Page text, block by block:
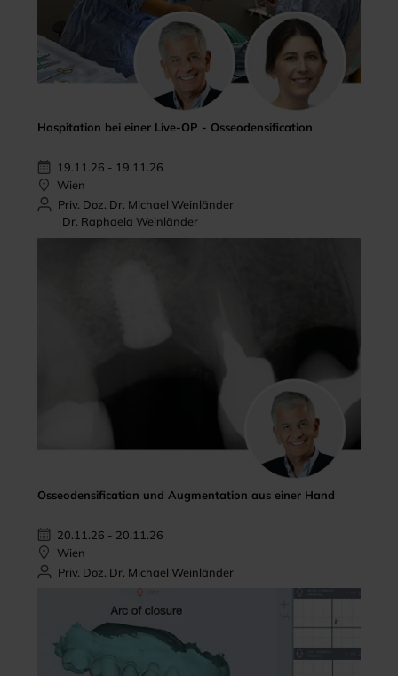
Hospitation bei einer Live-OP - Osseodensification
19.11.26 - 19.11.26
Wien
Priv. Doz. Dr. Michael Weinländer
Dr. Raphaela Weinländer
Osseodensification und Augmentation aus einer Hand
20.11.26 - 20.11.26
Wien
Priv. Doz. Dr. Michael Weinländer